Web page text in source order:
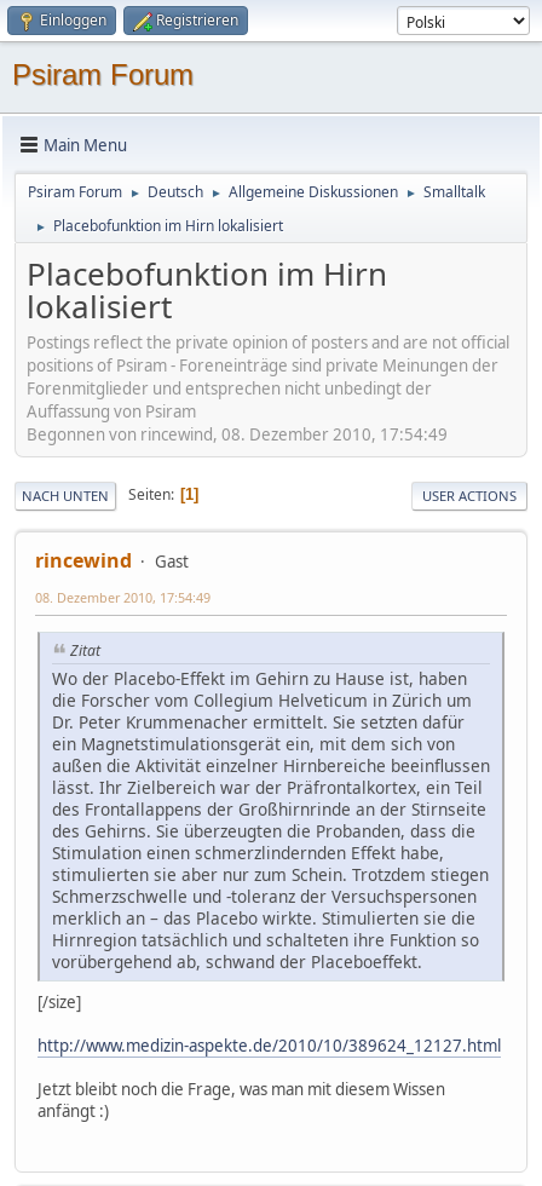
Einloggen Registrieren
Psiram Forum
Main Menu
Psiram Forum ► Deutsch ► Allgemeine Diskussionen ► Smalltalk
► Placebofunktion im Hirn lokalisiert
Placebofunktion im Hirn
lokalisiert
Postings reflect the private opinion of posters and are not official
positions of Psiram - Foreneinträge sind private Meinungen der
Forenmitglieder und entsprechen nicht unbedingt der
Auffassung von Psiram
Begonnen von rincewind, 08. Dezember 2010, 17:54:49
NACH UNTEN Seiten 1 USER ACTIONS
rincewind Gast
08. Dezember 2010, 17:54:49
Zitat
Wo der Placebo-Effekt im Gehirn zu Hause ist, haben
die Forscher vom Collegium Helveticum in Zürich um
Dr. Peter Krummenacher ermittelt. Sie setzten dafür
ein Magnetstimulationsgerät ein, mit dem sich von
außen die Aktivität einzelner Hirnbereiche beeinflussen
lässt. Ihr Zielbereich war der Präfrontalkortex, ein Teil
des Frontallappens der Großhirnrinde an der Stirnseite
des Gehirns. Sie überzeugten die Probanden, dass die
Stimulation einen schmerzlindernden Effekt habe,
stimulierten sie aber nur zum Schein. Trotzdem stiegen
Schmerzschwelle und -toleranz der Versuchspersonen
merklich an – das Placebo wirkte. Stimulierten sie die
Hirnregion tatsächlich und schalteten ihre Funktion so
vorübergehend ab, schwand der Placeboeffekt.
[/size]
http://www.medizin-aspekte.de/2010/10/389624_12127.html
Jetzt bleibt noch die Frage, was man mit diesem Wissen
anfängt :)